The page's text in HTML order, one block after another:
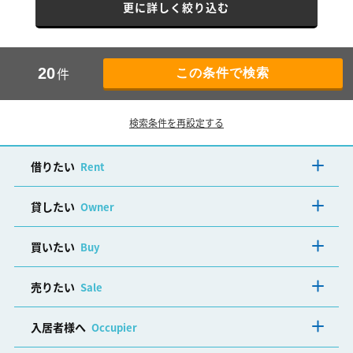
更に詳しく絞り込む
20件
検索条件を再設定する
借りたい Rent
貸したい Owner
買いたい Buy
売りたい Sale
入居者様へ Occupier